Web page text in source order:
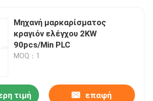
Μηχανή μαρκαρίσματος
κραγιόν ελέγχου 2KW
90pcs/Min PLC
MOQ：1
τιμή επαφή